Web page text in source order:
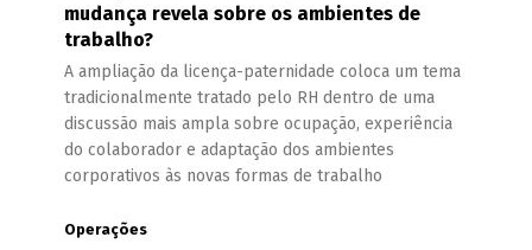
mudança revela sobre os ambientes de
trabalho?
A ampliação da licença-paternidade coloca um tema
tradicionalmente tratado pelo RH dentro de uma
discussão mais ampla sobre ocupação, experiência
do colaborador e adaptação dos ambientes
corporativos às novas formas de trabalho
Operações